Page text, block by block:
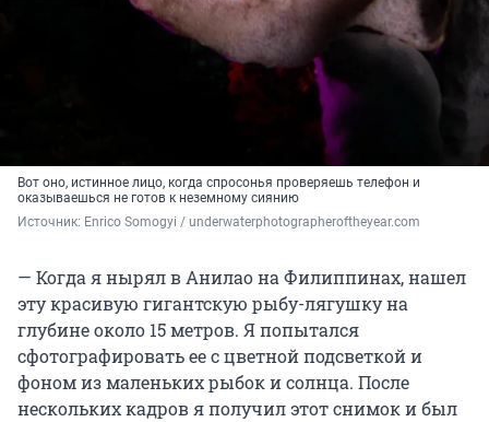
Вот оно, истинное лицо, когда спросонья проверяешь телефон и
оказываешься не готов к неземному сиянию
Источник: Enrico Somogyi / underwaterphotographeroftheyear.com
— Когда я нырял в Анилао на Филиппинах, нашел
эту красивую гигантскую рыбу-лягушку на
глубине около 15 метров. Я попытался
сфотографировать ее с цветной подсветкой и
фоном из маленьких рыбок и солнца. После
нескольких кадров я получил этот снимок и был